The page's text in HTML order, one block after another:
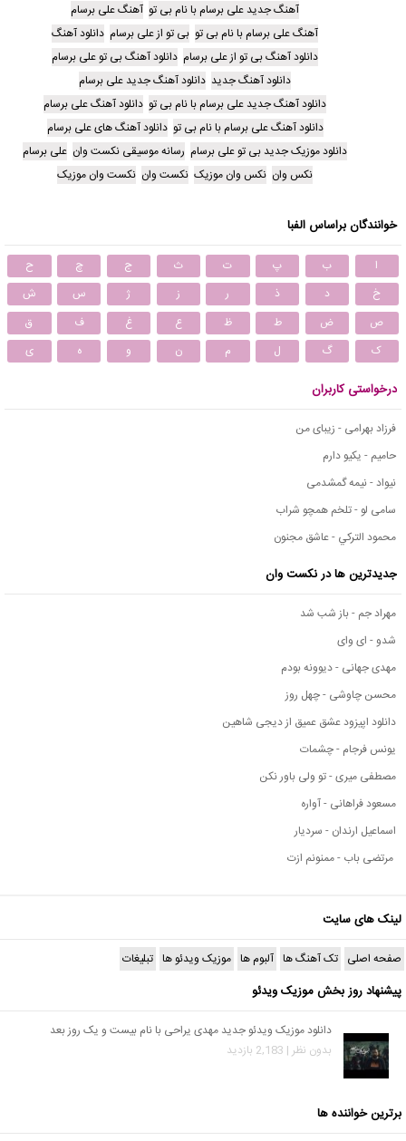
آهنگ جدید علی برسام با نام بی تو آهنگ علی برسام
آهنگ علی برسام با نام بی تو بی تو از علی برسام دانلود آهنگ
دانلود آهنگ بی تو از علی برسام دانلود آهنگ بی تو علی برسام
دانلود آهنگ جدید دانلود آهنگ جدید علی برسام
دانلود آهنگ جدید علی برسام با نام بی تو دانلود آهنگ علی برسام
دانلود آهنگ علی برسام با نام بی تو دانلود آهنگ های علی برسام
دانلود موزیک جدید بی تو علی برسام رسانه موسیقی نکست وان علی برسام
نکس وان نکس وان موزیک نکست وان نکست وان موزیک
خوانندگان براساس الفبا
ا ب پ ت ث ج چ
ح
خ
د ذ ر ز ژ س
ش
ص
ض ط ظ ع غ ف
ق
ک
گ ل م ن و ه ی
درخواستی کاربران
فرزاد بهرامی - زیبای من
حامیم - یکیو دارم
نیواد - نیمه گمشدمی
سامی لو - تلخم همچو شراب
محمود التركي - عاشق مجنون
جدیدترین ها در نکست وان
مهراد جم - باز شب شد
شدو - ای وای
مهدی جهانی - دیوونه بودم
محسن چاوشی - چهل روز
دانلود اپیزود عشق عمیق از دیجی شاهین
یونس فرجام - چشمات
مصطفی میری - تو ولی باور نکن
مسعود فراهانی - آواره
اسماعیل ارندان - سردیار
مرتضی باب - ممنونم ازت
لینک های سایت
صفحه اصلی تک آهنگ ها آلبوم ها موزیک ویدئو ها تبلیغات
پیشنهاد روز بخش موزیک ویدئو
دانلود موزیک ویدئو جدید مهدی یراحی با نام بیست و یک روز بعد
بدون نظر | 2,183 بازدید
برترین خواننده ها